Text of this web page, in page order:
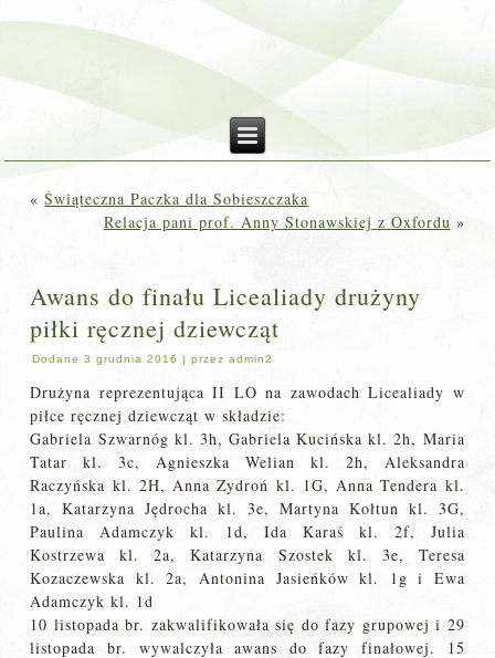
«Świąteczna Paczka dla Sobieszczaka
Relacja pani prof. Anny Stonawskiej z Oxfordu »
Awans do finału Licealiady drużyny
piłki ręcznej dziewcząt
Dodane 3 grudnia 2016 |przez admin2
Drużyna reprezentująca II LO na zawodach Licealiady w
piłce ręcznej dziewcząt w składzie:
Gabriela Szwarnóg kl. 3h, Gabriela Kucińska kl. 2h, Maria
Tatar kl. 3c, Agnieszka Welian kl. 2h, Aleksandra
Raczyńska kl. 2H, Anna Zydroń kl. 1G, Anna Tendera kl.
1a, Katarzyna Jędrocha kl. 3e, Martyna Kołtun kl. 3G,
Paulina Adamczyk kl. 1d, Ida Karaś kl. 2f, Julia
Kostrzewa kl. 2a, Katarzyna Szostek kl. 3e, Teresa
Kozaczewska kl. 2a, Antonina Jasieńków kl. 1g i Ewa
Adamczyk kl. 1d
10 listopada br. zakwalifikowała się do fazy grupowej i 29
listopada br. wywalczyła awans do fazy finałowej. 15